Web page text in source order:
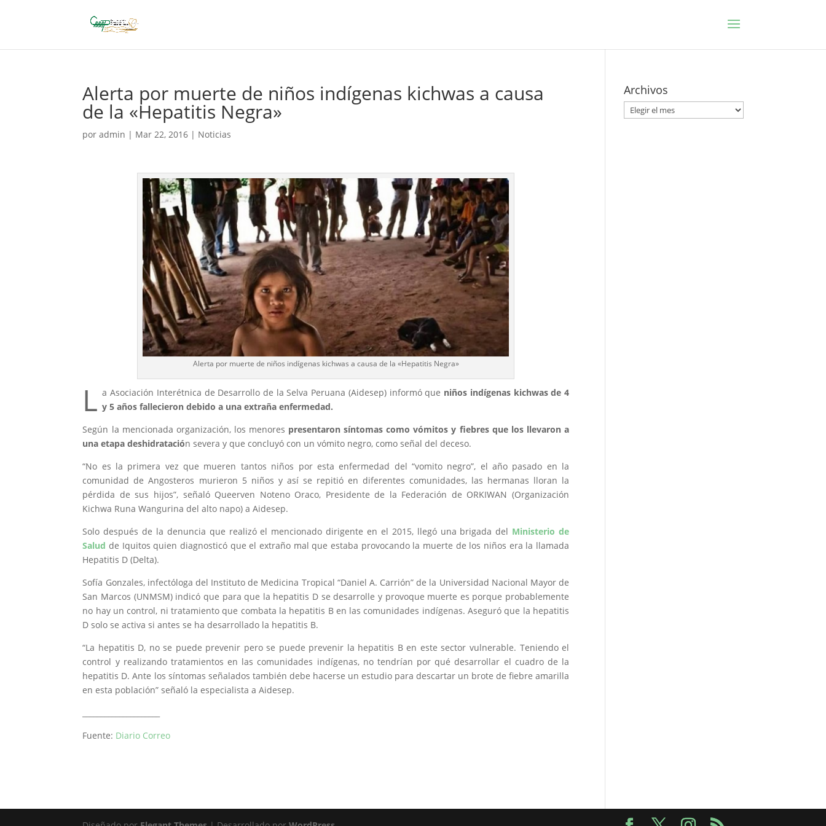
Alerta por muerte de niños indígenas kichwas a causa
de la «Hepatitis Negra»
poradmin | Mar 22, 2016 | Noticias
​Alerta por muerte de niños indígenas kichwas a causa de la «Hepatitis Negra»
L a Asociación Interétnica de Desarrollo de la Selva Peruana (Aidesep) informó que niños indígenas kichwas de 4
y 5 años fallecieron debido a una extraña enfermedad.
Según la mencionada organización, los menores presentaron síntomas como vómitos y fiebres que los llevaron a
una etapa deshidratación severa y que concluyó con un vómito negro, como señal del deceso.
“No es la primera vez que mueren tantos niños por esta enfermedad del “vomito negro”, el año pasado en la
comunidad de Angosteros murieron 5 niños y así se repitió en diferentes comunidades, las hermanas lloran la
pérdida de sus hijos”, señaló Queerven Noteno Oraco, Presidente de la Federación de ORKIWAN (Organización
Kichwa Runa Wangurina del alto napo) a Aidesep.
Solo después de la denuncia que realizó el mencionado dirigente en el 2015, llegó una brigada del Ministerio de
Salud de Iquitos quien diagnosticó que el extraño mal que estaba provocando la muerte de los niños era la llamada
Hepatitis D (Delta).
Sofía Gonzales, infectóloga del Instituto de Medicina Tropical “Daniel A. Carrión” de la Universidad Nacional Mayor de
San Marcos (UNMSM) indicó que para que la hepatitis D se desarrolle y provoque muerte es porque probablemente
no hay un control, ni tratamiento que combata la hepatitis B en las comunidades indígenas. Aseguró que la hepatitis
D solo se activa si antes se ha desarrollado la hepatitis B.
“La hepatitis D, no se puede prevenir pero se puede prevenir la hepatitis B en este sector vulnerable. Teniendo el
control y realizando tratamientos en las comunidades indígenas, no tendrían por qué desarrollar el cuadro de la
hepatitis D. Ante los síntomas señalados también debe hacerse un estudio para descartar un brote de fiebre amarilla
en esta población” señaló la especialista a Aidesep.
Fuente: Diario Correo
Archivos
Archivos